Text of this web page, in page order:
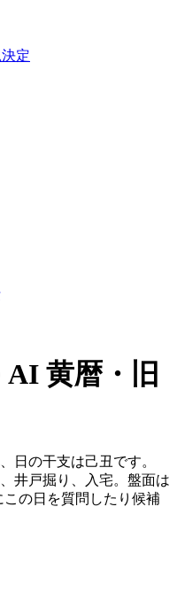
定
AI 黄暦・旧
日の干支は己丑です。
井戸掘り、入宅。盤面は
の日を質問したり候補